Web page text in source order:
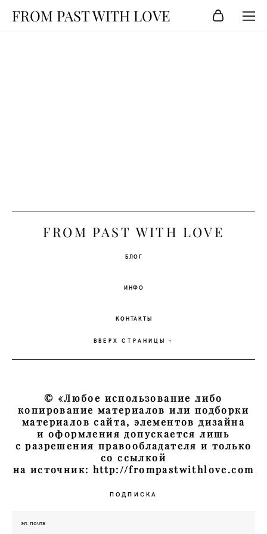
FROM PAST WITH LOVE
FROM PAST WITH LOVE
БЛОГ
ИНФО
КОНТАКТЫ
ВВЕРХ СТРАНИЦЫ ↑
© «Любое использование либо
копирование материалов или подборки
материалов сайта, элементов дизайна
и оформления допускается лишь
с разрешения правообладателя и только
со ссылкой
на источник: http://frompastwithlove.com
ПОДПИСКА